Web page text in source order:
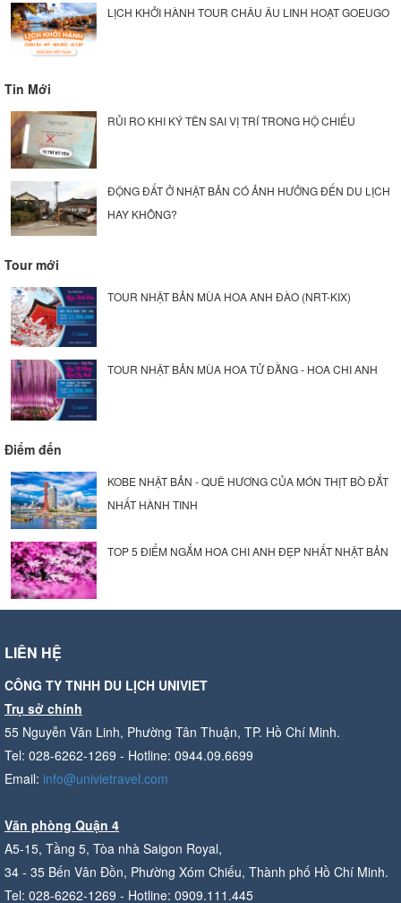
LỊCH KHỞI HÀNH TOUR CHÂU ÂU LINH HOẠT GOEUGO
Tin Mới
RỦI RO KHI KÝ TÊN SAI VỊ TRÍ TRONG HỘ CHIẾU
ĐỘNG ĐẤT Ở NHẬT BẢN CÓ ẢNH HƯỞNG ĐẾN DU LỊCH
HAY KHÔNG?
Tour mới
TOUR NHẬT BẢN MÙA HOA ANH ĐÀO (NRT-KIX)
TOUR NHẬT BẢN MÙA HOA TỬ ĐẰNG - HOA CHI ANH
Điểm đến
KOBE NHẬT BẢN - QUÊ HƯƠNG CỦA MÓN THỊT BÒ ĐẮT
NHẤT HÀNH TINH
TOP 5 ĐIỂM NGẮM HOA CHI ANH ĐẸP NHẤT NHẬT BẢN
LIÊN HỆ
CÔNG TY TNHH DU LỊCH UNIVIET
Trụ sở chính
55 Nguyễn Văn Linh, Phường Tân Thuận, TP. Hồ Chí Minh.
Tel: 028-6262-1269 - Hotline: 0944.09.6699
Email: info@univietravel.com
Văn phòng Quận 4
A5-15, Tầng 5, Tòa nhà Saigon Royal,
34 - 35 Bến Vân Đồn, Phường Xóm Chiếu, Thành phố Hồ Chí Minh.
Tel: 028-6262-1269 - Hotline: 0909.111.445